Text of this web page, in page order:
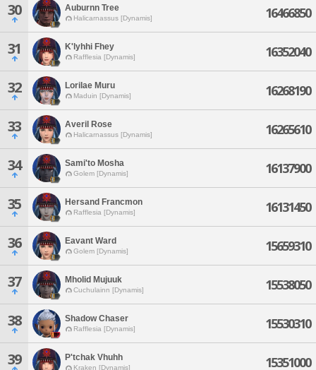
30 Auburnn Tree
Halicarnassus [Dynamis] 16466850
31 K'lyhhi Fhey
Rafflesia [Dynamis] 16352040
32 Lorilae Muru
Maduin [Dynamis] 16268190
33 Averil Rose
Halicarnassus [Dynamis] 16265610
34 Sami'to Mosha
Golem [Dynamis] 16137900
35 Hersand Francmon
Rafflesia [Dynamis] 16131450
36 Eavant Ward
Golem [Dynamis] 15659310
37 Mholid Mujuuk
Cuchulainn [Dynamis] 15538050
38 Shadow Chaser
Rafflesia [Dynamis] 15530310
39 P'tchak Vhuhh
Kraken [Dynamis] 15351000